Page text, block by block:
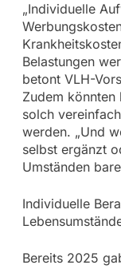
„Individuelle
Belastungen
betont VLH-
Zudem könnten
solch
werden. „Und
selbst ergänzt
Umständen
Individuelle
Bereits 2025